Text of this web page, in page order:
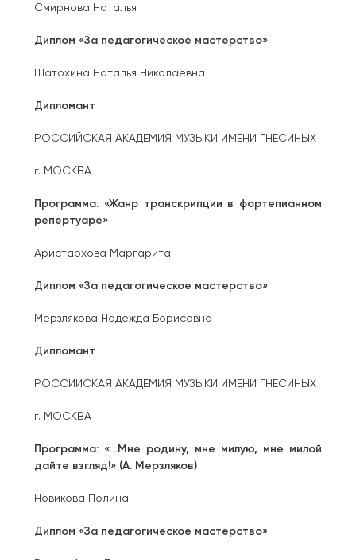
Смирнова Наталья
Диплом «За педагогическое мастерство»
Шатохина Наталья Николаевна
Дипломант
РОССИЙСКАЯ АКАДЕМИЯ МУЗЫКИ ИМЕНИ ГНЕСИНЫХ
г. МОСКВА
Программа: «Жанр транскрипции в фортепианном
репертуаре»
Аристархова Маргарита
Диплом «За педагогическое мастерство»
Мерзлякова Надежда Борисовна
Дипломант
РОССИЙСКАЯ АКАДЕМИЯ МУЗЫКИ ИМЕНИ ГНЕСИНЫХ
г. МОСКВА
Программа: «…Мне родину, мне милую, мне милой
дайте взгляд!» (А. Мерзляков)
Новикова Полина
Диплом «За педагогическое мастерство»